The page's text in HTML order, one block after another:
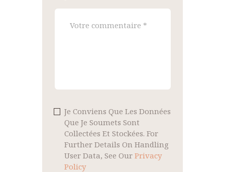
Je Conviens Que Les Données
Que Je Soumets Sont
Collectées Et Stockées. For
Further Details On Handling
User Data, See Our Privacy
Policy